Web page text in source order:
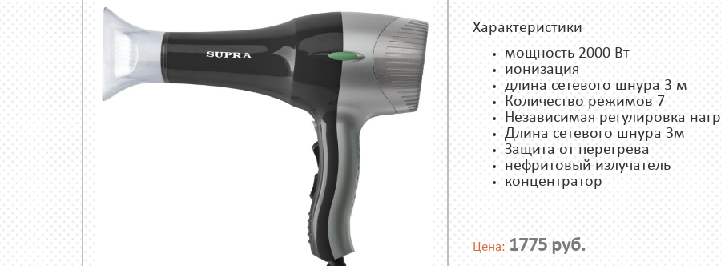
Характеристики
мощность 2000 Вт
ионизация
длина сетевого шнура 3 м
Количество режимов 7
Независимая регулировка
Длина сетевого шнура 3м
Защита от перегрева
нефритовый излучатель
концентратор
Цена: 1775 руб.